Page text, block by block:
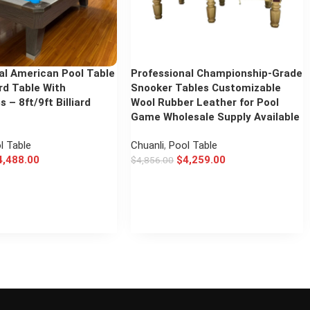
American Pool Table
Table With
– 8ft/9ft Billiard
Table
Professional Championship-Grade
Snooker Tables Customizable
Wool Rubber Leather for Pool
Game Wholesale Supply Available
Chuanli,Pool Table
$4,856.00 $4,259.00